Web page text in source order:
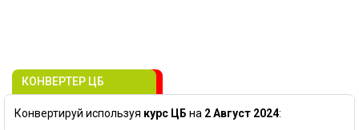
КОНВЕРТЕР ЦБ
Конвертируй используя курс ЦБ на 2 Август 2024: